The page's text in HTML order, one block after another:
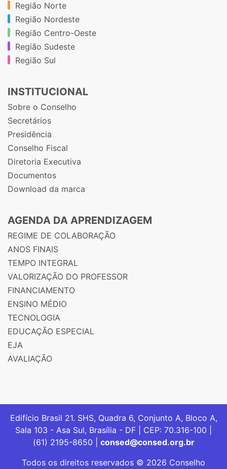
Região Norte
Região Nordeste
Região Centro-Oeste
Região Sudeste
Região Sul
INSTITUCIONAL
Sobre o Conselho
Secretários
Presidência
Conselho Fiscal
Diretoria Executiva
Documentos
Download da marca
AGENDA DA APRENDIZAGEM
REGIME DE COLABORAÇÃO
ANOS FINAIS
TEMPO INTEGRAL
VALORIZAÇÃO DO PROFESSOR
FINANCIAMENTO
ENSINO MÉDIO
TECNOLOGIA
EDUCAÇÃO ESPECIAL
EJA
AVALIAÇÃO
Edifício Brasil 21. SHS, Quadra 6, Conjunto A, Bloco A,
Sala 103 - Asa Sul, Brasília - DF | CEP: 70.316-100 |
(61) 2195-8650 | consed@consed.org.br
Todos os direitos reservados © 2026 Conselho